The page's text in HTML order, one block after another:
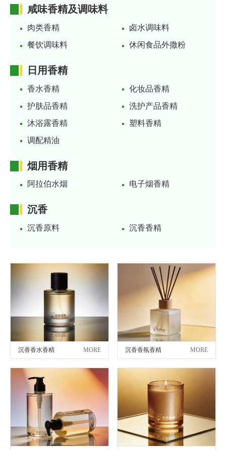
咸味香精及调味料
肉类香精
卤水调味料
餐饮调味料
休闲食品外撒粉
日用香精
香水香精
化妆品香精
护肤品香精
洗护产品香精
沐浴露香精
塑料香精
调配精油
烟用香精
阿拉伯水烟 电子烟香精
沉香
沉香原料 沉香香精
沉香香水香精 MORE 沉香香氛香精 MORE